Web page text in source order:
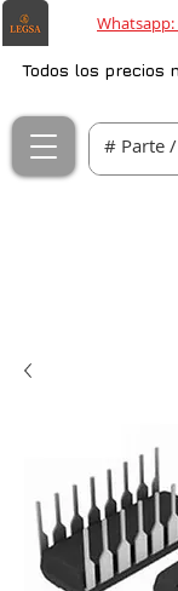
Whatsapp:
Todos los precios